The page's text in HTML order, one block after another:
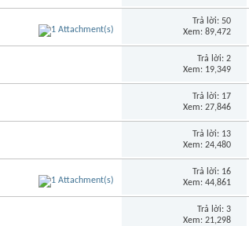
Trả lời: 50
Xem: 89,472
Trả lời: 2
Xem: 19,349
Trả lời: 17
Xem: 27,846
Trả lời: 13
Xem: 24,480
Trả lời: 16
Xem: 44,861
Trả lời: 3
Xem: 21,298